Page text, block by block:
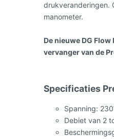
drukveranderingen.
manometer.
De nieuwe DG Flow
vervanger van de
Specificaties
Spanning:
Debiet van 2